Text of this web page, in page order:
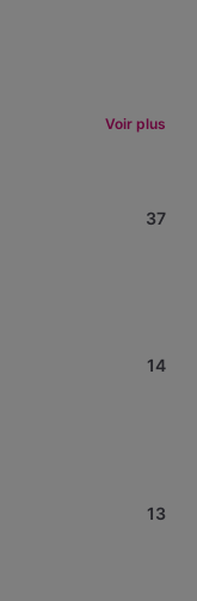
Voir plus
37
14
13